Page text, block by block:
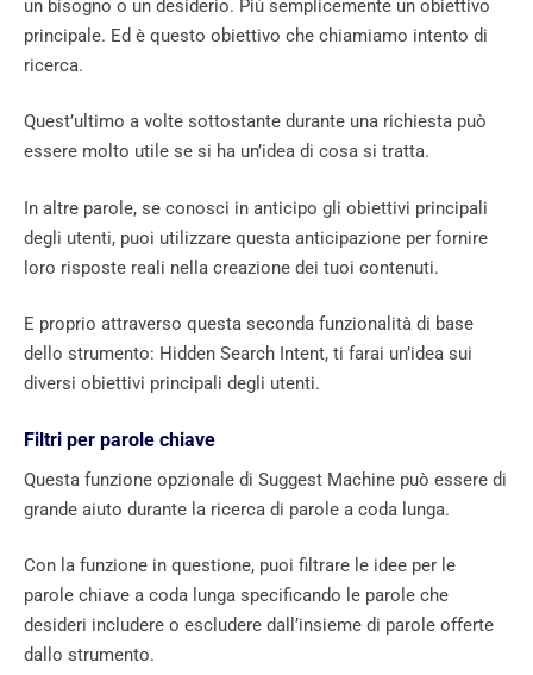
un bisogno o un desiderio. Più semplicemente un obiettivo
principale. Ed è questo obiettivo che chiamiamo intento di
ricerca.
Quest’ultimo a volte sottostante durante una richiesta può
essere molto utile se si ha un’idea di cosa si tratta.
In altre parole, se conosci in anticipo gli obiettivi principali
degli utenti, puoi utilizzare questa anticipazione per fornire
loro risposte reali nella creazione dei tuoi contenuti.
E proprio attraverso questa seconda funzionalità di base
dello strumento: Hidden Search Intent, ti farai un’idea sui
diversi obiettivi principali degli utenti.
Filtri per parole chiave
Questa funzione opzionale di Suggest Machine può essere di
grande aiuto durante la ricerca di parole a coda lunga.
Con la funzione in questione, puoi filtrare le idee per le
parole chiave a coda lunga specificando le parole che
desideri includere o escludere dall’insieme di parole offerte
dallo strumento.